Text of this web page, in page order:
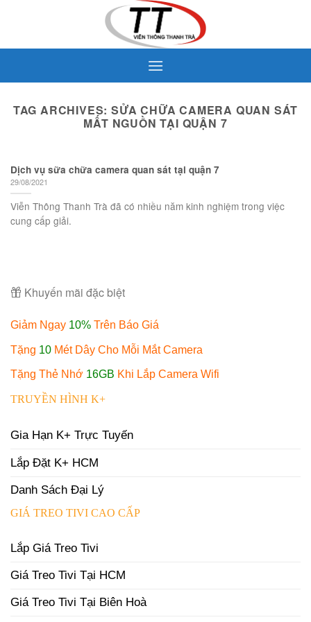
TAG ARCHIVES: SỬA CHỮA CAMERA QUAN SÁT
MẤT NGUỒN TẠI QUẬN 7
Dịch vụ sữa chữa camera quan sát tại quận 7
29/08/2021
Viễn Thông Thanh Trà đã có nhiều năm kinh nghiệm trong việc
cung cấp giải.
Khuyến mãi đặc biệt
Giảm Ngay 10% Trên Báo Giá
Tặng 10 Mét Dây Cho Mỗi Mắt Camera
Tặng Thẻ Nhớ 16GB Khi Lắp Camera Wifi
TRUYỀN HÌNH K+
Gia Hạn K+ Trực Tuyến
Lắp Đặt K+ HCM
Danh Sách Đại Lý
GIÁ TREO TIVI CAO CẤP
Lắp Giá Treo Tivi
Giá Treo Tivi Tại HCM
Giá Treo Tivi Tại Biên Hoà